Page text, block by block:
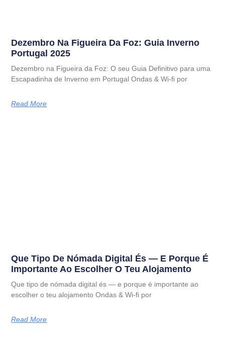
Dezembro Na Figueira Da Foz: Guia Inverno
Portugal 2025
Dezembro na Figueira da Foz: O seu Guia Definitivo para uma
Escapadinha de Inverno em Portugal Ondas & Wi-fi por
Read More
Que Tipo De Nómada Digital És — E Porque É
Importante Ao Escolher O Teu Alojamento
Que tipo de nómada digital és — e porque é importante ao
escolher o teu alojamento Ondas & Wi-fi por
Read More